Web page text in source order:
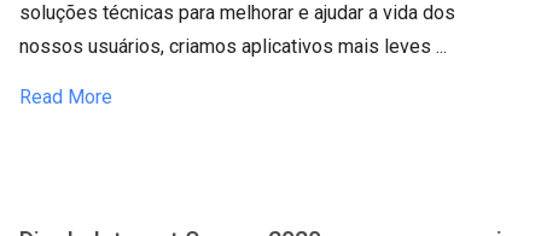
soluções técnicas para melhorar e ajudar a vida dos
nossos usuários, criamos aplicativos mais leves ...
Read More